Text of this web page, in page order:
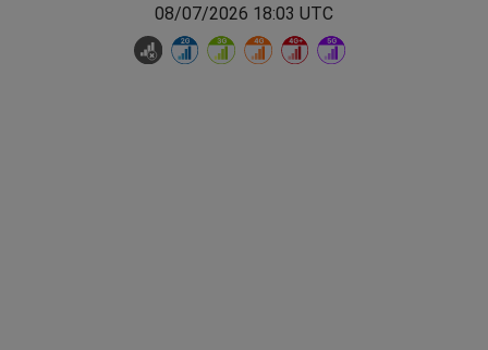
08/07/2026 18:03 UTC